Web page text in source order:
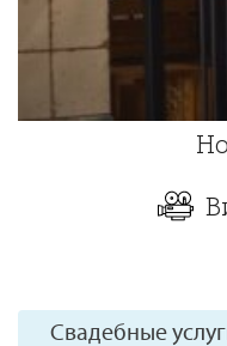
Свадебные